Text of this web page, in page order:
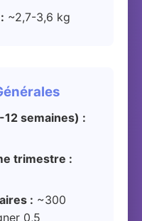
~2,7-3,6 kg
semaines) :
trimestre :
: ~300
0,5